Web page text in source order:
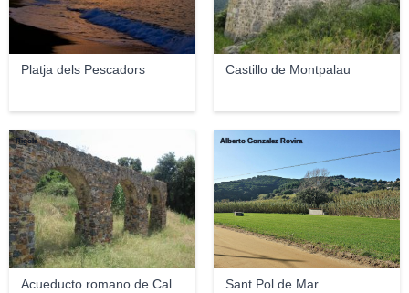
Platja dels Pescadors Castillo de Montpalau
Acueducto romano de Cal
Rigole
Sant Pol de Mar
Alberto Gonzalez Rovira